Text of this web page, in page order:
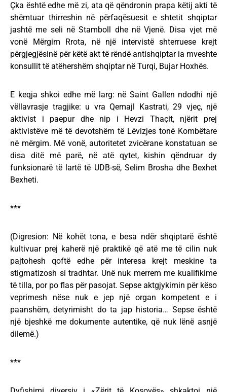
Çka është edhe më zi, ata që qëndronin prapa këtij akti të
shëmtuar thirreshin në përfaqësuesit e shtetit shqiptar
jashtë me seli në Stamboll dhe në Vjenë. Disa vjet më
vonë Mërgim Rrota, në një intervistë shterruese krejt
përgjegjësinë për këtë akt të rëndë antishqiptar ia mveshte
konsullit të atëhershëm shqiptar në Turqi, Bujar Hoxhës.
E keqja shkoi edhe më larg: në Saint Gallen ndodhi një
vëllavrasje tragjike: u vra Qemajl Kastrati, 29 vjeç, një
aktivist i paepur dhe nip i Hevzi Thaçit, njërit prej
aktivistëve më të devotshëm të Lëvizjes tonë Kombëtare
në mërgim. Më vonë, autoritetet zvicërane konstatuan se
disa ditë më parë, në atë qytet, kishin qëndruar dy
funksionarë të lartë të UDB-së, Selim Brosha dhe Bexhet
Bexheti.
***
(Digresion: Në kohët tona, e besa ndër shqiptarë është
kultivuar prej kaherë një praktikë që atë me të cilin nuk
pajtohesh qoftë edhe për interesa krejt meskine ta
stigmatizosh si tradhtar. Unë nuk merrem me kualifikime
të tilla, por po flas për pasojat. Sepse aktgjykimin për këso
veprimesh nëse nuk e jep një organ kompetent e i
paanshëm, detyrimisht do ta jap historia… Sepse është
një bjeshkë me dokumente autentike, që nuk lënë asnjë
dilemë.)
***